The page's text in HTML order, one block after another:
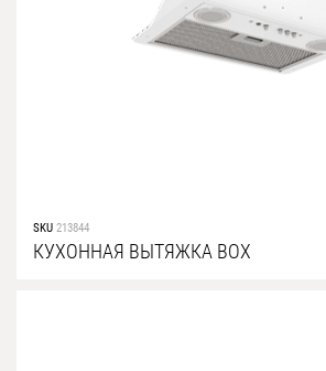
SKU 213844
КУХОННАЯ ВЫТЯЖКА BOX